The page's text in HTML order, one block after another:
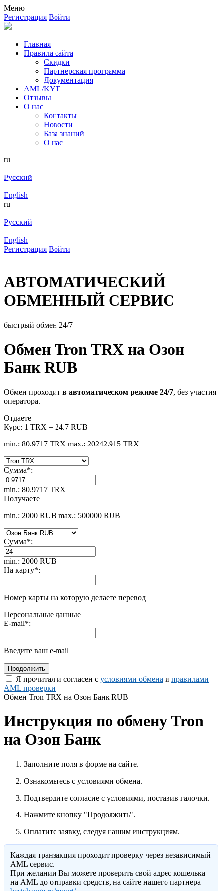
Меню
Регистрация Войти
Главная
Правила сайта
Скидки
Партнерская программа
Документация
AML/KYT
Отзывы
О нас
Контакты
Новости
База знаний
О нас
ru
Русский
English
ru
Русский
English
Регистрация Войти
АВТОМАТИЧЕСКИЙ
ОБМЕННЫЙ СЕРВИС
быстрый обмен 24/7
Обмен Tron TRX на Озон
Банк RUB
Обмен проходит в автоматическом режиме 24/7, без участия
оператора.
Отдаете
Курс: 1 TRX = 24.7 RUB
min.: 80.9717 TRX max.: 20242.915 TRX
Сумма*:
min.: 80.9717 TRX
Получаете
min.: 2000 RUB max.: 500000 RUB
Сумма*:
min.: 2000 RUB
На карту*:
Номер карты на которую делаете перевод
Персональные данные
E-mail*:
Введите ваш e-mail
Я прочитал и согласен с условиями обмена и правилами
AML проверки
Обмен Tron TRX на Озон Банк RUB
Инструкция по обмену Tron
на Озон Банк
Заполните поля в форме на сайте.
Ознакомьтесь с условиями обмена.
Подтвердите согласие с условиями, поставив галочки.
Нажмите кнопку "Продолжить".
Оплатите заявку, следуя нашим инструкциям.
Каждая транзакция проходит проверку через независимый
AML сервис.
При желании Вы можете проверить свой адрес кошелька
на AML до отправки средств, на сайте нашего партнера